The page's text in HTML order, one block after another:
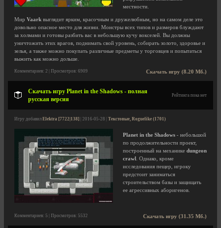
местности.
Мир Vaark выглядит ярким, красочным и дружелюбным, но на самом деле это
довольно опасное место для жизни. Монстры всех типов и размеров блуждают
за холмами и готовы разбить вас в небольшую кучу вокселей. Вы должны
уничтожить этих врагов, поднимать свой уровень, собирать золото, здоровье и
зелья, а также можно покупать различные предметы у торговцев и попытаться
выжить как можно дольше.
Скачать игру (8.20 Мб.)
Комментариев: 2 | Просмотров: 6909
Скачать игру Planet in the Shadows - полная
русская версия
Рейтинга пока нет
Игру добавил Elektra [7722|138] | 2016-05-28 | Текстовые, Roguelike (1701)
Planet in the Shadows - небольшой
по продолжительности проект,
построенный на механике dungeon
crawl
. Однако, кроме
исследования пещер, игроку
предстоит заниматься
строительством базы и защищать
ее агрессивных аборигенов.
Скачать игру (31.35 Мб.)
Комментариев: 5 | Просмотров: 5532